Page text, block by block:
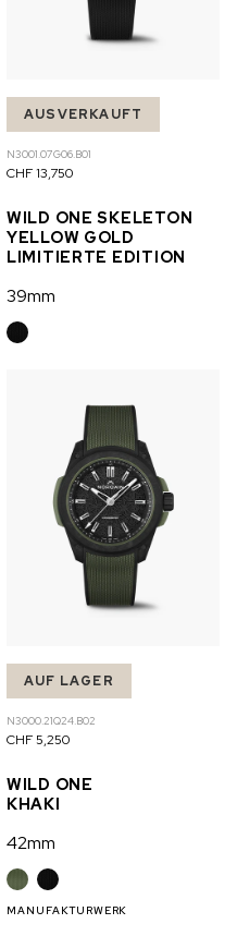
AUSVERKAUFT
N3001.07G06.B01
CHF 13,750
WILD ONE SKELETON
YELLOW GOLD
LIMITIERTE EDITION
39mm
AUF LAGER
N3000.21Q24.B02
CHF 5,250
WILD ONE
KHAKI
42mm
MANUFAKTURWERK